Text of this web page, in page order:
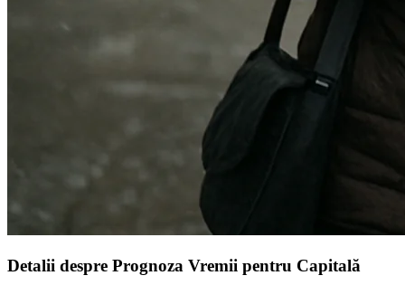
Detalii despre Prognoza Vremii pentru Capitală